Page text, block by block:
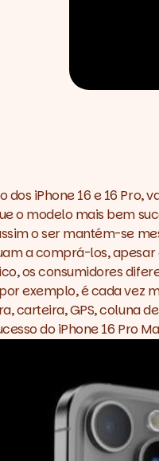
dos iPhone 16 e 16
o modelo mais bem
o ser mantém-se
a comprá-los, apesar
os consumidores
exemplo, é cada vez
carteira, GPS, coluna
do iPhone 16 Pro